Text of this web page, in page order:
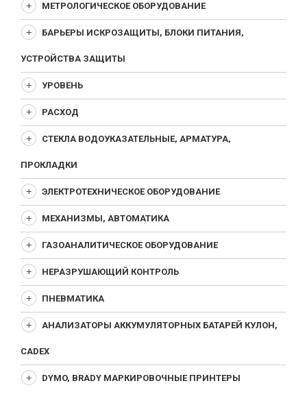
МЕТРОЛОГИЧЕСКОЕ ОБОРУДОВАНИЕ
БАРЬЕРЫ ИСКРОЗАЩИТЫ, БЛОКИ ПИТАНИЯ,
УСТРОЙСТВА ЗАЩИТЫ
УРОВЕНЬ
РАСХОД
СТЕКЛА ВОДОУКАЗАТЕЛЬНЫЕ, АРМАТУРА,
ПРОКЛАДКИ
ЭЛЕКТРОТЕХНИЧЕСКОЕ ОБОРУДОВАНИЕ
МЕХАНИЗМЫ, АВТОМАТИКА
ГАЗОАНАЛИТИЧЕСКОЕ ОБОРУДОВАНИЕ
НЕРАЗРУШАЮЩИЙ КОНТРОЛЬ
ПНЕВМАТИКА
АНАЛИЗАТОРЫ АККУМУЛЯТОРНЫХ БАТАРЕЙ КУЛОН,
CADEX
DYMO, BRADY МАРКИРОВОЧНЫЕ ПРИНТЕРЫ